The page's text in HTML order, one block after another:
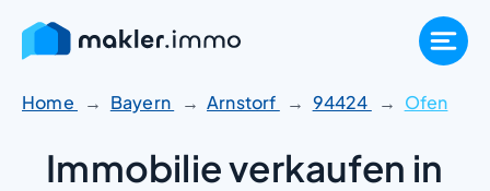
Zum
Inhalt
springen
Home Bayern Arnstorf 94424 Ofen
Immobilie verkaufen in